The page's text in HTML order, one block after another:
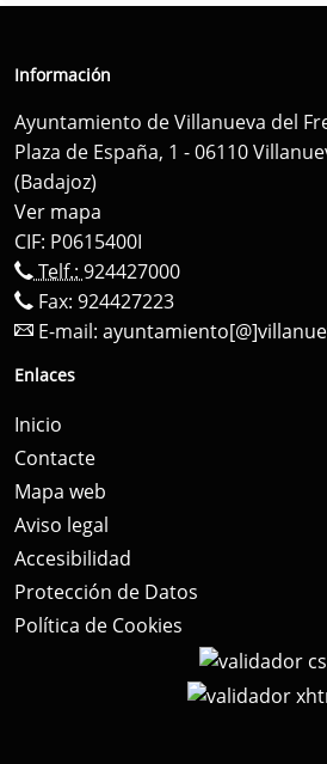
Información
Ayuntamiento de Villanueva del
Plaza de España, 1 - 06110
(Badajoz)
Ver mapa
CIF: P0615400I
Telf.: 924427000
Fax: 924427223
E-mail:
Enlaces
Inicio
Contacte
Mapa web
Aviso legal
Accesibilidad
Protección de Datos
Política de Cookies